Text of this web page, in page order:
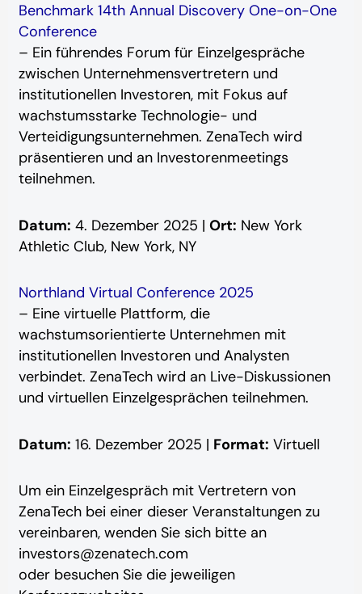
Benchmark 14th Annual Discovery One-on-One
Conference
– Ein führendes Forum für Einzelgespräche
zwischen Unternehmensvertretern und
institutionellen Investoren, mit Fokus auf
wachstumsstarke Technologie- und
Verteidigungsunternehmen. ZenaTech wird
präsentieren und an Investorenmeetings
teilnehmen.
Datum: 4. Dezember 2025 | Ort: New York
Athletic Club, New York, NY
Northland Virtual Conference 2025
– Eine virtuelle Plattform, die
wachstumsorientierte Unternehmen mit
institutionellen Investoren und Analysten
verbindet. ZenaTech wird an Live-Diskussionen
und virtuellen Einzelgesprächen teilnehmen.
Datum: 16. Dezember 2025 | Format: Virtuell
Um ein Einzelgespräch mit Vertretern von
ZenaTech bei einer dieser Veranstaltungen zu
vereinbaren, wenden Sie sich bitte an
investors@zenatech.com
oder besuchen Sie die jeweiligen